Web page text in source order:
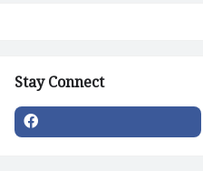
Stay Connect